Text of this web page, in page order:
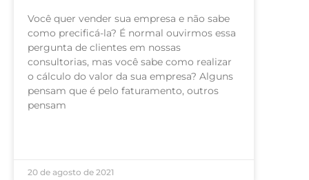
Você quer vender sua empresa e não sabe
como precificá-la? É normal ouvirmos essa
pergunta de clientes em nossas
consultorias, mas você sabe como realizar
o cálculo do valor da sua empresa? Alguns
pensam que é pelo faturamento, outros
pensam
20 de agosto de 2021